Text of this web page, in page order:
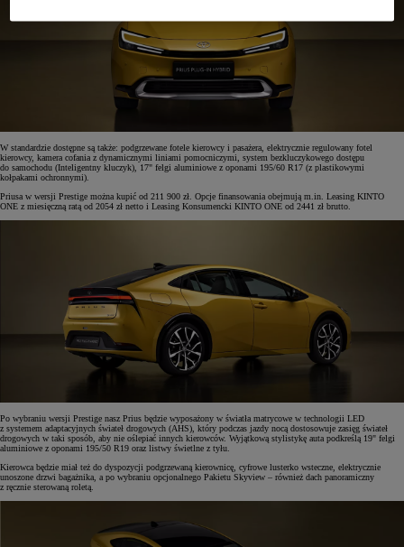
W standardzie dostępne są także: podgrzewane fotele kierowcy i pasażera, elektrycznie regulowany fotel
kierowcy, kamera cofania z dynamicznymi liniami pomocniczymi, system bezkluczykowego dostępu
do samochodu (Inteligentny kluczyk), 17" felgi aluminiowe z oponami 195/60 R17 (z plastikowymi
kołpakami ochronnymi).
Priusa w wersji Prestige można kupić od 211 900 zł. Opcje finansowania obejmują m.in. Leasing KINTO
ONE z miesięczną ratą od 2054 zł netto i Leasing Konsumencki KINTO ONE od 2441 zł brutto.
Po wybraniu wersji Prestige nasz Prius będzie wyposażony w światła matrycowe w technologii LED
z systemem adaptacyjnych świateł drogowych (AHS), który podczas jazdy nocą dostosowuje zasięg świateł
drogowych w taki sposób, aby nie oślepiać innych kierowców. Wyjątkową stylistykę auta podkreślą 19" felgi
aluminiowe z oponami 195/50 R19 oraz listwy świetlne z tyłu.
Kierowca będzie miał też do dyspozycji podgrzewaną kierownicę, cyfrowe lusterko wsteczne, elektrycznie
unoszone drzwi bagażnika, a po wybraniu opcjonalnego Pakietu Skyview – również dach panoramiczny
z ręcznie sterowaną roletą.